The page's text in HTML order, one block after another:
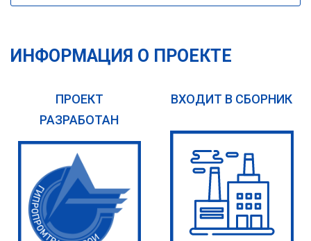
ИНФОРМАЦИЯ О ПРОЕКТЕ
ПРОЕКТ
РАЗРАБОТАН
ВХОДИТ В СБОРНИК